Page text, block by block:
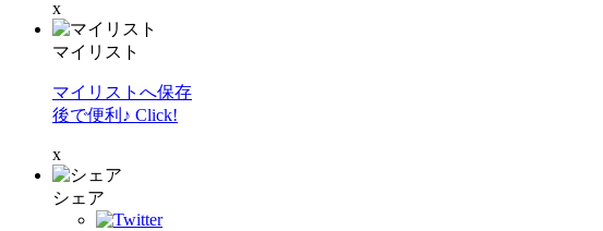
x
マイリスト
マイリストへ保存
後で便利♪ Click!
x
シェア